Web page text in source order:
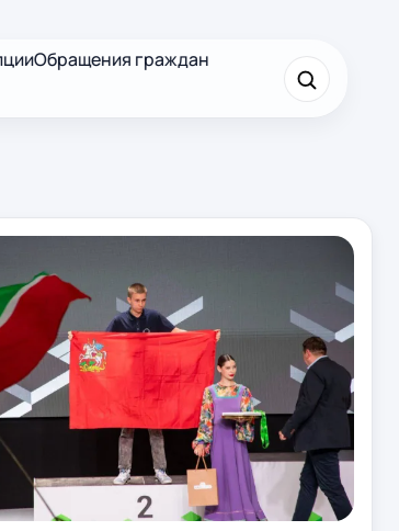
Обращения граждан